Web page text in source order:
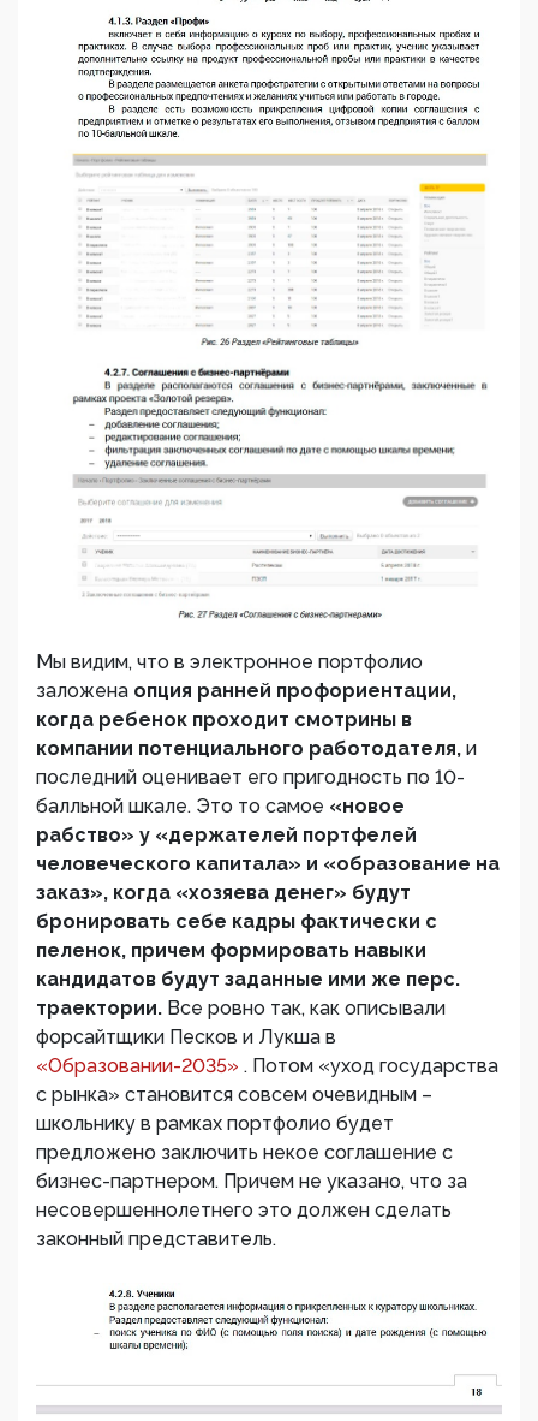
Мы видим, что в электронное портфолио
заложена опция ранней профориентации,
когда ребенок проходит смотрины в
компании потенциального работодателя, и
последний оценивает его пригодность по 10-
балльной шкале. Это то самое «новое
рабство» у «держателей портфелей
человеческого капитала» и «образование на
заказ», когда «хозяева денег» будут
бронировать себе кадры фактически с
пеленок, причем формировать навыки
кандидатов будут заданные ими же перс.
траектории. Все ровно так, как описывали
форсайтщики Песков и Лукша в
«Образовании-2035» . Потом «уход государства
с рынка» становится совсем очевидным –
школьнику в рамках портфолио будет
предложено заключить некое соглашение с
бизнес-партнером. Причем не указано, что за
несовершеннолетнего это должен сделать
законный представитель.